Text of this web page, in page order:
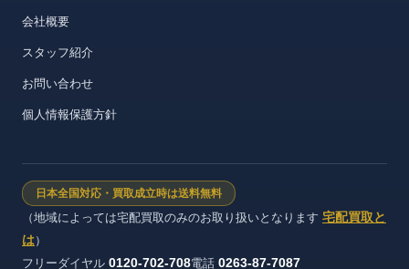
会社概要
スタッフ紹介
お問い合わせ
個人情報保護方針
日本全国対応・買取成立時は送料無料
（地域によっては宅配買取のみのお取り扱いとなります 宅配買取と
は）
フリーダイヤル 0120-702-708電話 0263-87-7087